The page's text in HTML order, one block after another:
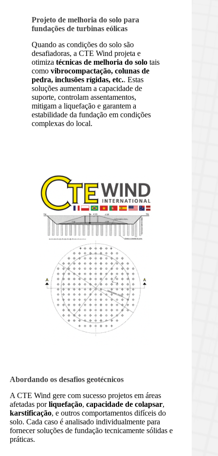
Projeto de melhoria do solo para
fundações de turbinas eólicas
Quando as condições do solo são
desafiadoras, a CTE Wind projeta e
otimiza técnicas de melhoria do solo tais
como vibrocompactação, colunas de
pedra, inclusões rígidas, etc.. Estas
soluções aumentam a capacidade de
suporte, controlam assentamentos,
mitigam a liquefação e garantem a
estabilidade da fundação em condições
complexas do local.
Abordando os desafios geotécnicos
A CTE Wind gere com sucesso projetos em áreas
afetadas porliquefação, capacidade de colapsar,
karstificação, e outros comportamentos difíceis do
solo. Cada caso é analisado individualmente para
fornecer soluções de fundação tecnicamente sólidas e
práticas.